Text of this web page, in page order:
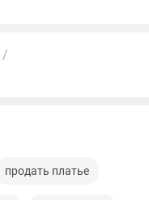
продать платье